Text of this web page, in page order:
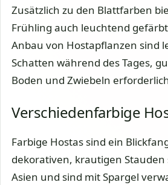
Zusätzlich zu den Blattfarben
Frühling auch leuchtend
Anbau von Hostapflanzen sind
Schatten während des Tages,
Boden und Zwiebeln
Verschiedenfarbige
Farbige Hostas sind ein
dekorativen, krautigen
Asien und sind mit Spargel